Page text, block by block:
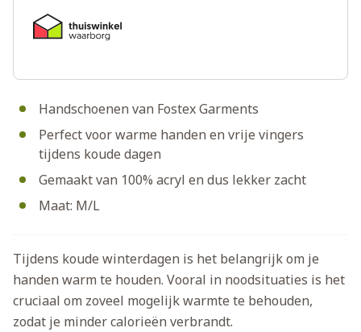
Handschoenen van Fostex Garments
Perfect voor warme handen en vrije vingers
tijdens koude dagen
Gemaakt van 100% acryl en dus lekker zacht
Maat: M/L
Tijdens koude winterdagen is het belangrijk om je
handen warm te houden. Vooral in noodsituaties is het
cruciaal om zoveel mogelijk warmte te behouden,
zodat je minder calorieën verbrandt.